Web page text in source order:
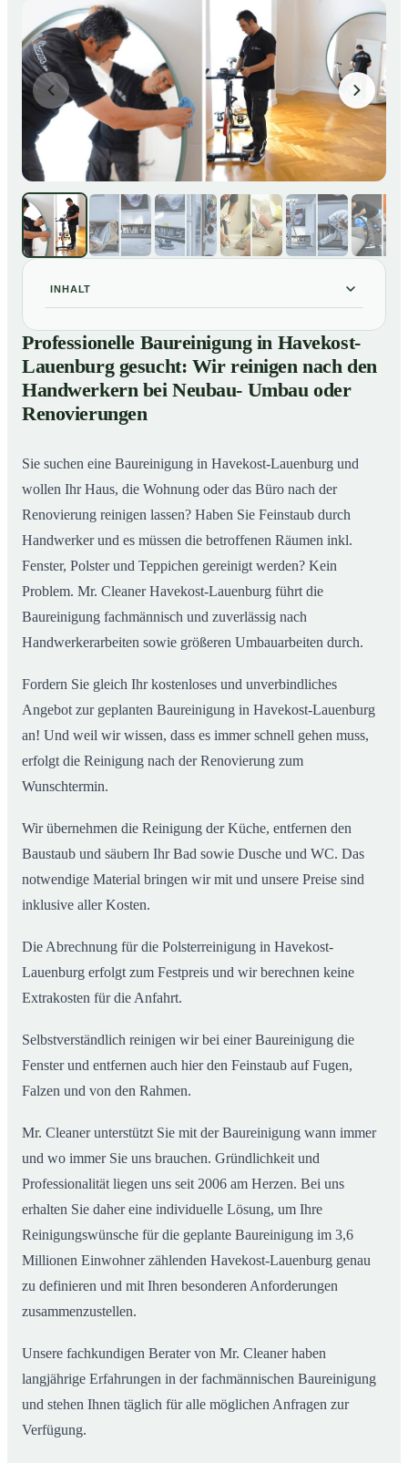
INHALT
01 Professionelle Baureinigung in Havekost-Lauenburg
gesucht: Wir reinigen nach den Handwerkern bei
Neubau- Umbau oder Renovierungen
02Baureinigung in Havekost-Lauenburg – Profis im
Einsatz
Professionelle Baureinigung in Havekost-
Lauenburg gesucht: Wir reinigen nach den
Handwerkern bei Neubau- Umbau oder
Renovierungen
Sie suchen eine Baureinigung in Havekost-Lauenburg und
wollen Ihr Haus, die Wohnung oder das Büro nach der
Renovierung reinigen lassen? Haben Sie Feinstaub durch
Handwerker und es müssen die betroffenen Räumen inkl.
Fenster, Polster und Teppichen gereinigt werden? Kein
Problem. Mr. Cleaner Havekost-Lauenburg führt die
Baureinigung fachmännisch und zuverlässig nach
Handwerkerarbeiten sowie größeren Umbauarbeiten durch.
Fordern Sie gleich Ihr kostenloses und unverbindliches
Angebot zur geplanten Baureinigung in Havekost-Lauenburg
an! Und weil wir wissen, dass es immer schnell gehen muss,
erfolgt die Reinigung nach der Renovierung zum
Wunschtermin.
Wir übernehmen die Reinigung der Küche, entfernen den
Baustaub und säubern Ihr Bad sowie Dusche und WC. Das
notwendige Material bringen wir mit und unsere Preise sind
inklusive aller Kosten.
Die Abrechnung für die Polsterreinigung in Havekost-
Lauenburg erfolgt zum Festpreis und wir berechnen keine
Extrakosten für die Anfahrt.
Selbstverständlich reinigen wir bei einer Baureinigung die
Fenster und entfernen auch hier den Feinstaub auf Fugen,
Falzen und von den Rahmen.
Mr. Cleaner unterstützt Sie mit der Baureinigung wann immer
und wo immer Sie uns brauchen. Gründlichkeit und
Professionalität liegen uns seit 2006 am Herzen. Bei uns
erhalten Sie daher eine individuelle Lösung, um Ihre
Reinigungswünsche für die geplante Baureinigung im 3,6
Millionen Einwohner zählenden Havekost-Lauenburg genau
zu definieren und mit Ihren besonderen Anforderungen
zusammenzustellen.
Unsere fachkundigen Berater von Mr. Cleaner haben
langjährige Erfahrungen in der fachmännischen Baureinigung
und stehen Ihnen täglich für alle möglichen Anfragen zur
Verfügung.